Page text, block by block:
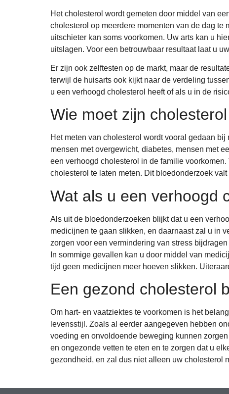
Het cholesterol wordt gemeten door middel van
cholesterol op meerdere momenten van de dag
uitschieter kan soms voorkomen. Uw arts kan u
uitslagen. Voor een betrouwbaar resultaat laat u
Er zijn ook zelftesten op de markt, maar de
terwijl de huisarts ook kijkt naar de verdeling
u een verhoogd cholesterol heeft of als u in de
Wie moet zijn
Het meten van cholesterol wordt vooral gedaan
mensen met overgewicht, diabetes, mensen met
een verhoogd cholesterol in de familie
cholesterol te laten meten. Dit bloedonderzoek
Wat als u een verhoogd
Als uit de bloedonderzoeken blijkt dat u een
medicijnen te gaan slikken, en daarnaast zal u in
zorgen voor een vermindering van stress
In sommige gevallen kan u door middel van
tijd geen medicijnen meer hoeven slikken.
Een gezond cholesterol
Om hart- en vaatziektes te voorkomen is het
levensstijl. Zoals al eerder aangegeven hebben
voeding en onvoldoende beweging kunnen
en ongezonde vetten te eten en te zorgen dat u
gezondheid, en zal dus niet alleen uw cholesterol